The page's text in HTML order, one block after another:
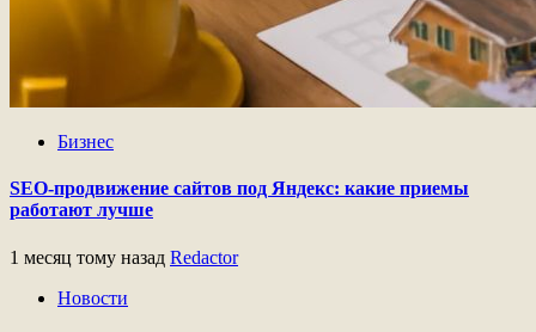
Бизнес
SEO-продвижение сайтов под Яндекс: какие приемы
работают лучше
1 месяц тому назад Redactor
Новости